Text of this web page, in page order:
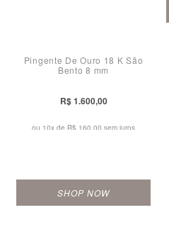
Pingente De Ouro 18 K São
Bento 8 mm
R$ 1.600,00
ou 10x de R$ 160,00 sem juros
SHOP NOW